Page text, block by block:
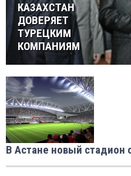
КАЗАХСТАН
ДОВЕРЯЕТ
ТУРЕЦКИМ
КОМПАНИЯМ
В Астане новый стадион